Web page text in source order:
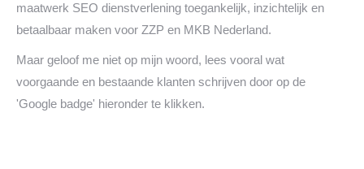
maatwerk SEO dienstverlening toegankelijk, inzichtelijk en
betaalbaar maken voor ZZP en MKB Nederland.
Maar geloof me niet op mijn woord, lees vooral wat
voorgaande en bestaande klanten schrijven door op de
'Google badge' hieronder te klikken.